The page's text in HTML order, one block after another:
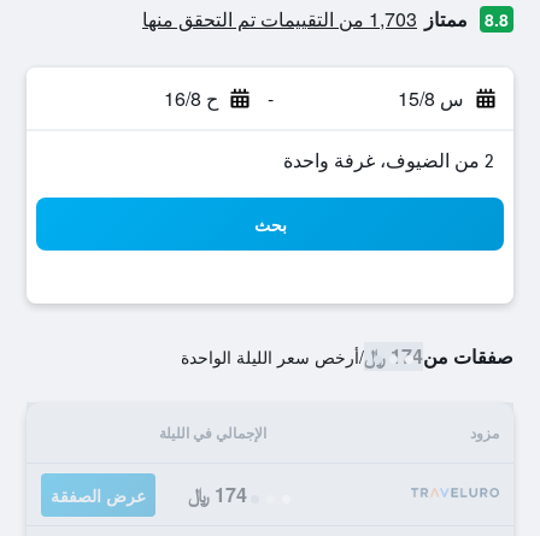
8.8 ممتاز 1,703 من التقييمات تم التحقق منها
س 15/8 - ح 16/8
2 من الضيوف، غرفة واحدة
بحث
صفقات من174 ﷼ /أرخص سعر الليلة الواحدة
مزود الإجمالي في الليلة
174 ﷼ عرض الصفقة